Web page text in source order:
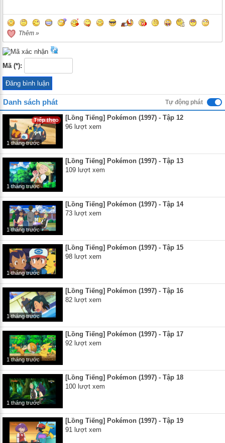
Thêm »
Mã (*):
Danh sách phát Tự động phát
Tiếp theo
1 tháng trước
[Lồng Tiếng] Pokémon (1997) - Tập 12
96 lượt xem
1 tháng trước
[Lồng Tiếng] Pokémon (1997) - Tập 13
109 lượt xem
1 tháng trước
[Lồng Tiếng] Pokémon (1997) - Tập 14
73 lượt xem
1 tháng trước
[Lồng Tiếng] Pokémon (1997) - Tập 15
98 lượt xem
1 tháng trước
[Lồng Tiếng] Pokémon (1997) - Tập 16
82 lượt xem
1 tháng trước
[Lồng Tiếng] Pokémon (1997) - Tập 17
92 lượt xem
1 tháng trước
[Lồng Tiếng] Pokémon (1997) - Tập 18
100 lượt xem
[Lồng Tiếng] Pokémon (1997) - Tập 19
91 lượt xem